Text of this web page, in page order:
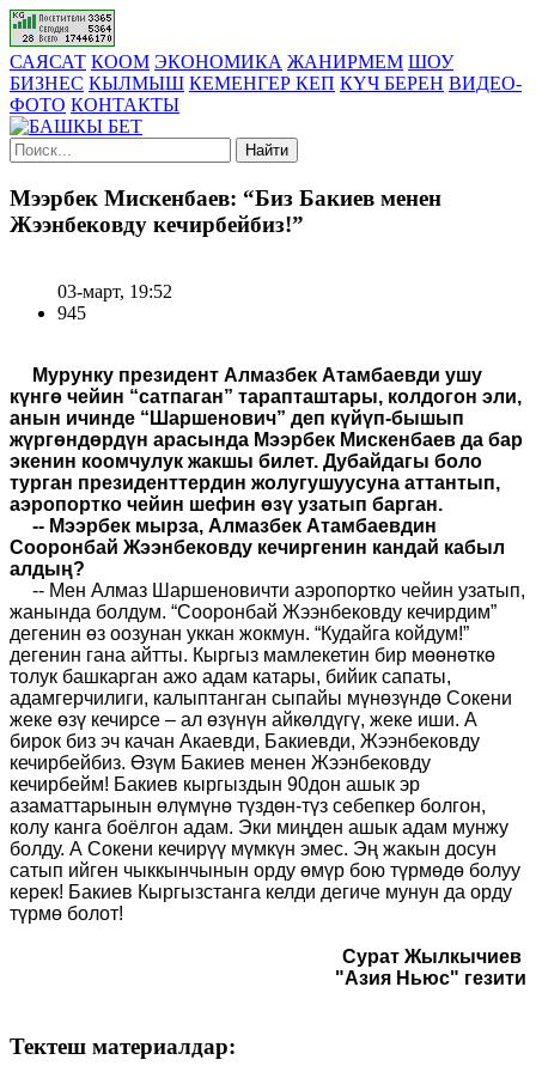
САЯСАТ КООМ ЭКОНОМИКА ЖАНИРМЕМ ШОУ
БИЗНЕС КЫЛМЫШ КЕМЕНГЕР КЕП КҮЧ БЕРЕН ВИДЕО-
ФОТО КОНТАКТЫ
Найти
Мээрбек Мискенбаев: “Биз Бакиев менен
Жээнбековду кечирбейбиз!”
03-март, 19:52
945
Мурунку президент Алмазбек Атамбаевди ушу
күнгө чейин “сатпаган” тарапташтары, колдогон эли,
анын ичинде “Шаршенович” деп күйүп-бышып
жүргөндөрдүн арасында Мээрбек Мискенбаев да бар
экенин коомчулук жакшы билет. Дубайдагы боло
турган президенттердин жолугушуусуна аттантып,
аэропортко чейин шефин өзү узатып барган.
-- Мээрбек мырза, Алмазбек Атамбаевдин
Сооронбай Жээнбековду кечиргенин кандай кабыл
алдың?
-- Мен Алмаз Шаршеновичти аэропортко чейин узатып,
жанында болдум. “Сооронбай Жээнбековду кечирдим”
дегенин өз оозунан уккан жокмун. “Кудайга койдум!”
дегенин гана айтты. Кыргыз мамлекетин бир мөөнөткө
толук башкарган ажо адам катары, бийик сапаты,
адамгерчилиги, калыптанган сыпайы мүнөзүндө Сокени
жеке өзү кечирсе – ал өзүнүн айкөлдүгү, жеке иши. А
бирок биз эч качан Акаевди, Бакиевди, Жээнбековду
кечирбейбиз. Өзүм Бакиев менен Жээнбековду
кечирбейм! Бакиев кыргыздын 90дон ашык эр
азаматтарынын өлүмүнө түздөн-түз себепкер болгон,
колу канга боёлгон адам. Эки миңден ашык адам мунжу
болду. А Сокени кечирүү мүмкүн эмес. Эң жакын досун
сатып ийген чыккынчынын орду өмүр бою түрмөдө болуу
керек! Бакиев Кыргызстанга келди дегиче мунун да орду
түрмө болот!
Сурат Жылкычиев
"Азия Ньюс" гезити
Тектеш материалдар: